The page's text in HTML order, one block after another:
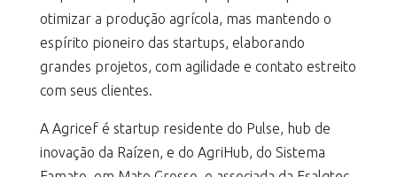
otimizar a produção agrícola, mas mantendo o
espírito pioneiro das startups, elaborando
grandes projetos, com agilidade e contato estreito
com seus clientes.
A Agricef é startup residente do Pulse, hub de
inovação da Raízen, e do AgriHub, do Sistema